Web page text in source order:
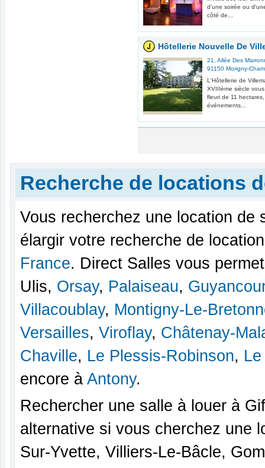
d'une soirée ou
côté de...
Hôtellerie Nouvelle De
21, Allée Des
91150 Morigny-
L'Hôtellerie de
XVIIIème siècle
fleuri de 11
événements...
Recherche de locations
Vous recherchez une location de
élargir votre recherche de
France. Direct Salles vous
Ulis, Orsay, Palaiseau,
Villacoublay, Montigny-Le-
Versailles, Viroflay, Châtenay-
Chaville, Le Plessis-Robinson,
encore à Antony.
Rechercher une salle à louer à
alternative si vous cherchez une
Sur-Yvette, Villiers-Le-Bâcle,